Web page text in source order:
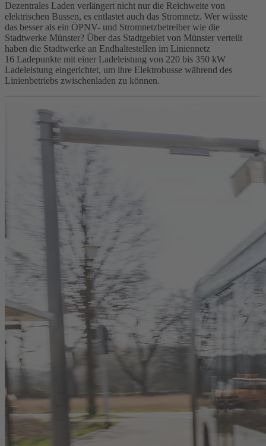
Dezentrales Laden verlängert nicht nur die Reichweite von
elektrischen Bussen, es entlastet auch das Stromnetz. Wer wüsste
das besser als ein ÖPNV- und Stromnetzbetreiber wie die
Stadtwerke Münster? Über das Stadtgebiet von Münster verteilt
haben die Stadtwerke an Endhaltestellen im Liniennetz
16 Ladepunkte mit einer Ladeleistung von 220 bis 350 kW
Ladeleistung eingerichtet, um ihre Elektrobusse während des
Linienbetriebs zwischenladen zu können.